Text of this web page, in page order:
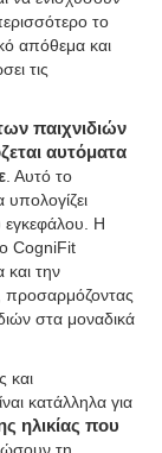
το
απόθεμα και
τις
παιχνιδιών
αυτόματα
. Αυτό το
υπολογίζει
εγκεφάλου. Η
CogniFit
και την
προσαρμόζοντας
στα μοναδικά
και
κατάλληλα για
ηλικίας που